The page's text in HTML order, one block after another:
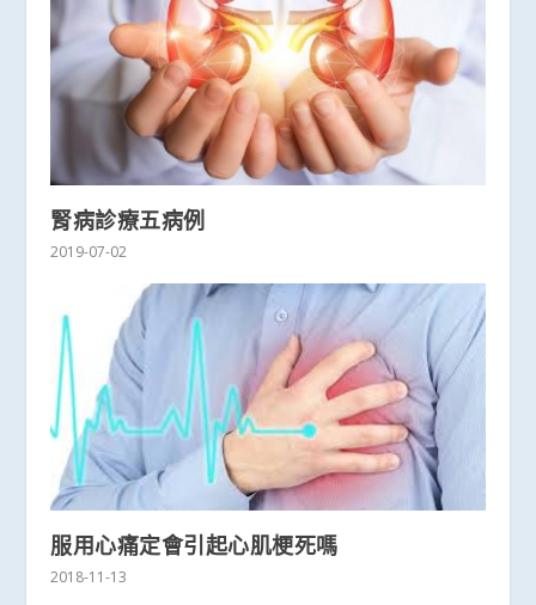
腎病診療五病例
2019-07-02
服用心痛定會引起心肌梗死嗎
2018-11-13